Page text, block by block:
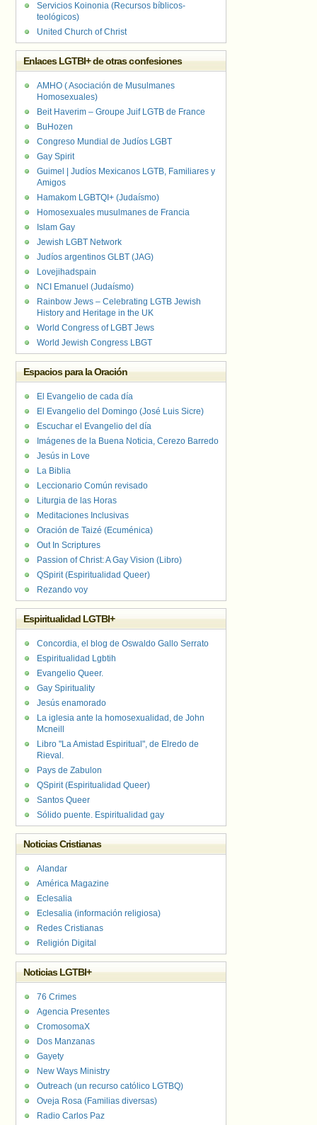
Servicios Koinonia (Recursos bíblicos-
teológicos)
United Church of Christ
Enlaces LGTBI+ de otras confesiones
AMHO ( Asociación de Musulmanes
Homosexuales)
Beit Haverim – Groupe Juif LGTB de France
BuHozen
Congreso Mundial de Judíos LGBT
Gay Spirit
Guimel | Judíos Mexicanos LGTB, Familiares y
Amigos
Hamakom LGBTQI+ (Judaísmo)
Homosexuales musulmanes de Francia
Islam Gay
Jewish LGBT Network
Judíos argentinos GLBT (JAG)
Lovejihadspain
NCI Emanuel (Judaísmo)
Rainbow Jews – Celebrating LGTB Jewish
History and Heritage in the UK
World Congress of LGBT Jews
World Jewish Congress LBGT
Espacios para la Oración
El Evangelio de cada día
El Evangelio del Domingo (José Luis Sicre)
Escuchar el Evangelio del día
Imágenes de la Buena Noticia, Cerezo Barredo
Jesús in Love
La Biblia
Leccionario Común revisado
Liturgia de las Horas
Meditaciones Inclusivas
Oración de Taizé (Ecuménica)
Out In Scriptures
Passion of Christ: A Gay Vision (Libro)
QSpirit (Espiritualidad Queer)
Rezando voy
Espiritualidad LGTBI+
Concordia, el blog de Oswaldo Gallo Serrato
Espiritualidad Lgbtih
Evangelio Queer.
Gay Spirituality
Jesús enamorado
La iglesia ante la homosexualidad, de John
Mcneill
Libro "La Amistad Espiritual", de Elredo de
Rieval.
Pays de Zabulon
QSpirit (Espiritualidad Queer)
Santos Queer
Sólido puente. Espiritualidad gay
Noticias Cristianas
Alandar
América Magazine
Eclesalia
Eclesalia (información religiosa)
Redes Cristianas
Religión Digital
Noticias LGTBI+
76 Crimes
Agencia Presentes
CromosomaX
Dos Manzanas
Gayety
New Ways Ministry
Outreach (un recurso católico LGTBQ)
Oveja Rosa (Familias diversas)
Radio Carlos Paz